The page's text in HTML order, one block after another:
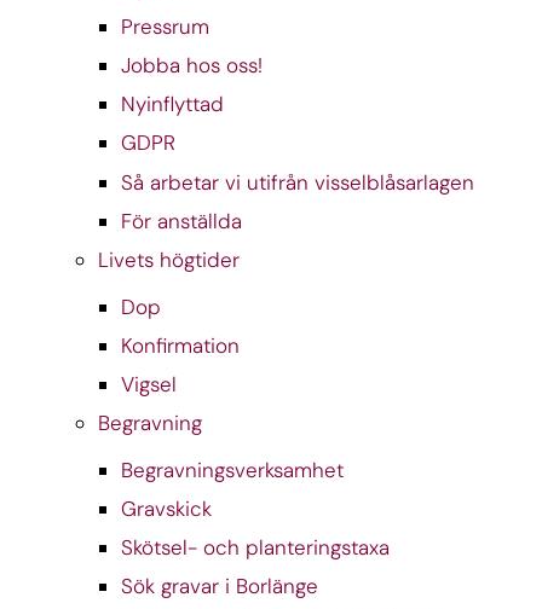
Pressrum
Jobba hos oss!
Nyinflyttad
GDPR
Så arbetar vi utifrån visselblåsarlagen
För anställda
Livets högtider
Dop
Konfirmation
Vigsel
Begravning
Begravningsverksamhet
Gravskick
Skötsel- och planteringstaxa
Sök gravar i Borlänge